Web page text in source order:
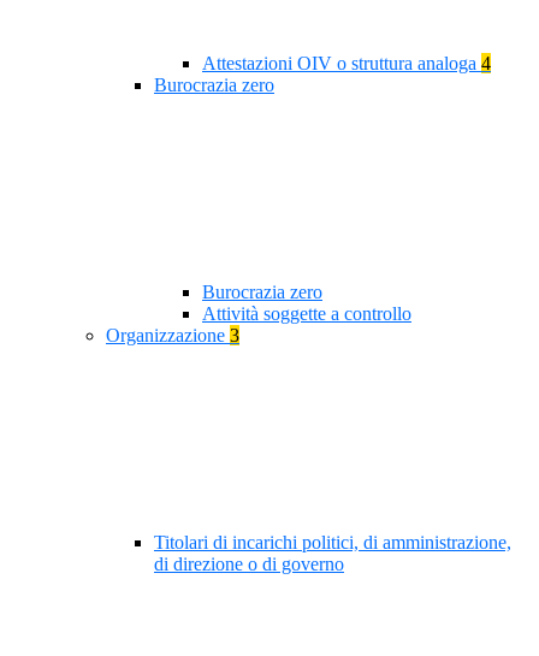
Attestazioni OIV o struttura analoga 4
Burocrazia zero
Burocrazia zero
Attività soggette a controllo
Organizzazione 3
Titolari di incarichi politici, di amministrazione,
di direzione o di governo